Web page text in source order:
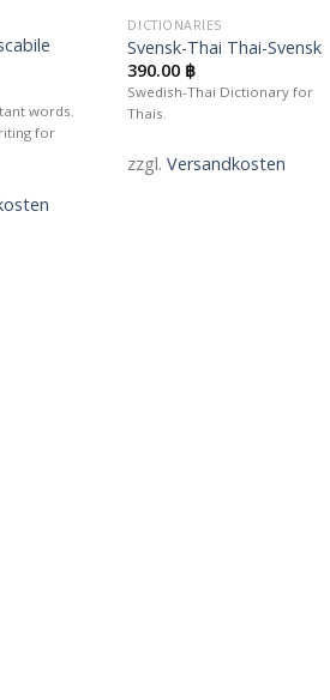
Auf die
Wunschliste
words.
for
Auf die
Wunschliste
DICTIONARIES
Svensk-Thai Thai-Svensk
390.00 ฿
Swedish-Thai Dictionary for
Thais.
zzgl.Versandkosten